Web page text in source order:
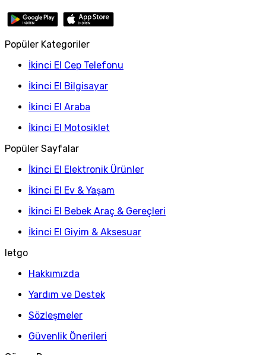
Popüler Kategoriler
İkinci El Cep Telefonu
İkinci El Bilgisayar
İkinci El Araba
İkinci El Motosiklet
Popüler Sayfalar
İkinci El Elektronik Ürünler
İkinci El Ev & Yaşam
İkinci El Bebek Araç & Gereçleri
İkinci El Giyim & Aksesuar
letgo
Hakkımızda
Yardım ve Destek
Sözleşmeler
Güvenlik Önerileri